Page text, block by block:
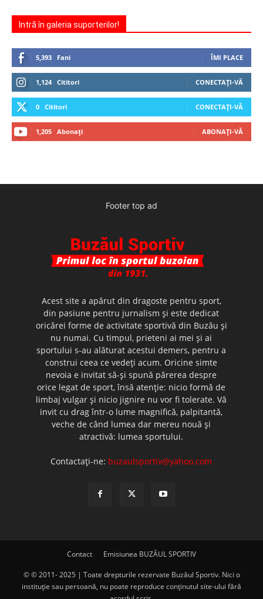
Intră în galeria suporterilor!
5,393 Fani ÎMI PLACE
1,124 Cititori CONECTAȚI-VĂ
0 Cititori CONECTAȚI-VĂ
1,205 Abonați ABONAȚI-VĂ
Footer top ad
Acest site a apărut din dragoste pentru sport,
din pasiune pentru jurnalism şi este dedicat
oricărei forme de activitate sportivă din Buzău şi
nu numai. Cu timpul, prieteni ai mei şi ai
sportului s-au alăturat acestui demers, pentru a
construi ceea ce vedeţi acum. Oricine simte
nevoia e invitat să-şi spună părerea despre
orice legat de sport, însă atenţie: nicio formă de
limbaj vulgar şi nicio jignire nu vor fi tolerate. Vă
invit cu drag într-o lume magnifică, palpitantă,
veche de când lumea dar mereu nouă şi
atractivă: lumea sportului.
Contactați-ne: buzaulsportiv@yahoo.com
Contact Emisiunea BUZĂUL SPORTIV
© © 2011- 2025 | Toate drepturile rezervate Buzăul Sportiv. Nici o
instituţie sau persoană, nu poate reproduce conţinutul site-ului fără